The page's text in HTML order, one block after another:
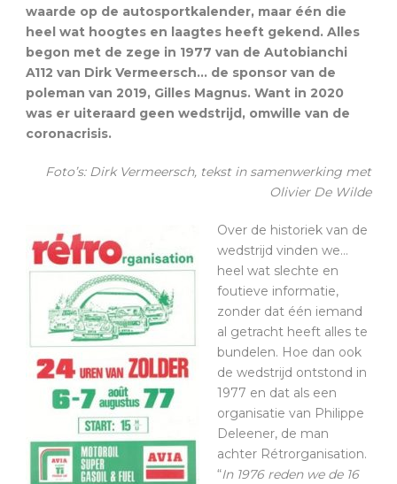
waarde op de autosportkalender, maar één die
heel wat hoogtes en laagtes heeft gekend. Alles
begon met de zege in 1977 van de Autobianchi
A112 van Dirk Vermeersch… de sponsor van de
poleman van 2019, Gilles Magnus. Want in 2020
was er uiteraard geen wedstrijd, omwille van de
coronacrisis.
Foto’s: Dirk Vermeersch, tekst in samenwerking met
Olivier De Wilde
Over de historiek van de
wedstrijd vinden we…
heel wat slechte en
foutieve informatie,
zonder dat één iemand
al getracht heeft alles te
bundelen. Hoe dan ook
de wedstrijd ontstond in
1977 en dat als een
organisatie van Philippe
Deleener, de man
achter Rétrorganisation.
“In 1976 reden we de 16